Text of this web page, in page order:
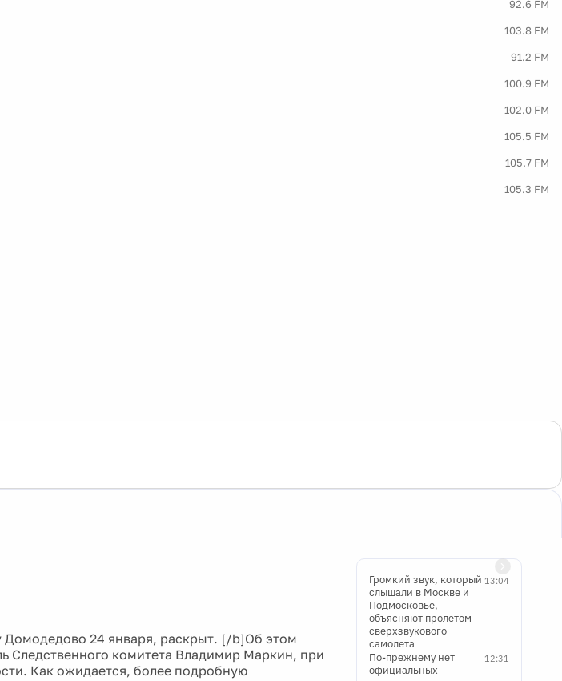
92.6 FM
103.8 FM
91.2 FM
100.9 FM
102.0 FM
105.5 FM
105.7 FM
105.3 FM
Домодедово 24 января, раскрыт. [/b]Об этом
Следственного комитета Владимир Маркин, при
Как ожидается, более подробную
13:04
Громкий звук, который
слышали в Москве и
Подмосковье,
объясняют пролетом
сверхзвукового
самолета
12:31
По-прежнему нет
официальных